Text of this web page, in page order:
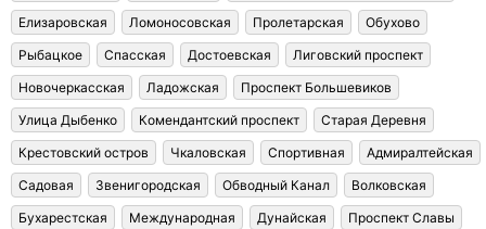
Елизаровская
Ломоносовская Пролетарская
Обухово
Рыбацкое
Спасская Достоевская
Лиговский проспект
Новочеркасская
Ладожская
Проспект Большевиков
Улица Дыбенко
Комендантский проспект
Старая Деревня
Крестовский остров
Чкаловская Спортивная
Адмиралтейская
Садовая
Звенигородская Обводный Канал
Волковская
Бухарестская
Международная Дунайская
Проспект Славы